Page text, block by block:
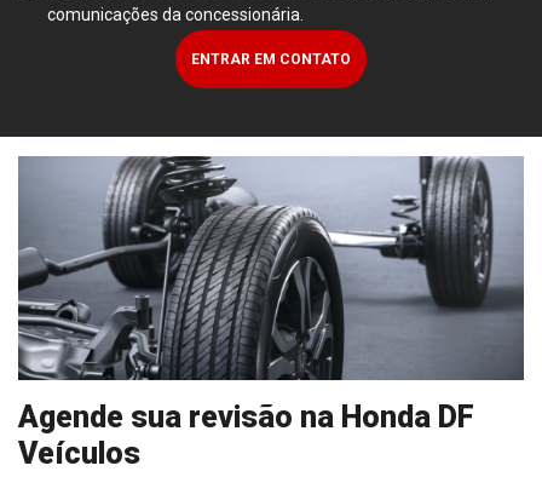
comunicações da concessionária.
ENTRAR EM CONTATO
Agende sua revisão na Honda DF
Veículos